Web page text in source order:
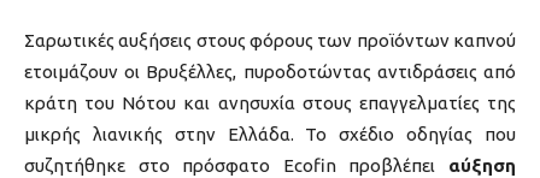
Σαρωτικές αυξήσεις στους φόρους των προϊόντων καπνού
ετοιμάζουν οι Βρυξέλλες, πυροδοτώντας αντιδράσεις από
κράτη του Νότου και ανησυχία στους επαγγελματίες της
μικρής λιανικής στην Ελλάδα. Το σχέδιο οδηγίας που
συζητήθηκε στο πρόσφατο Ecofin προβλέπει αύξηση